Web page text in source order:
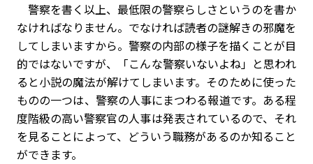
警察を書く以上、最低限の警察らしさというのを書か
なければなりません。でなければ読者の謎解きの邪魔を
してしまいますから。警察の内部の様子を描くことが目
的ではないですが、「こんな警察いないよね」と思われ
ると小説の魔法が解けてしまいます。そのために使った
ものの一つは、警察の人事にまつわる報道です。ある程
度階級の高い警察官の人事は発表されているので、それ
を見ることによって、どういう職務があるのか知ること
ができます。